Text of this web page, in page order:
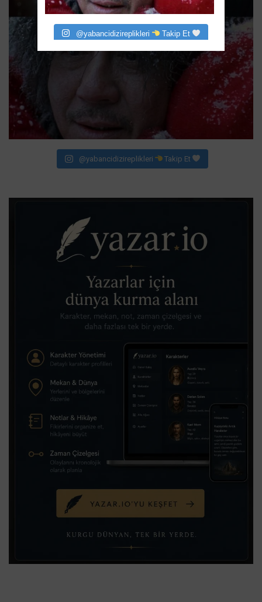
@yabancidizireplikleri Takip Et
@yabancidizireplikleri Takip Et